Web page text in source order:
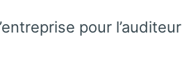
pour l’auditeur